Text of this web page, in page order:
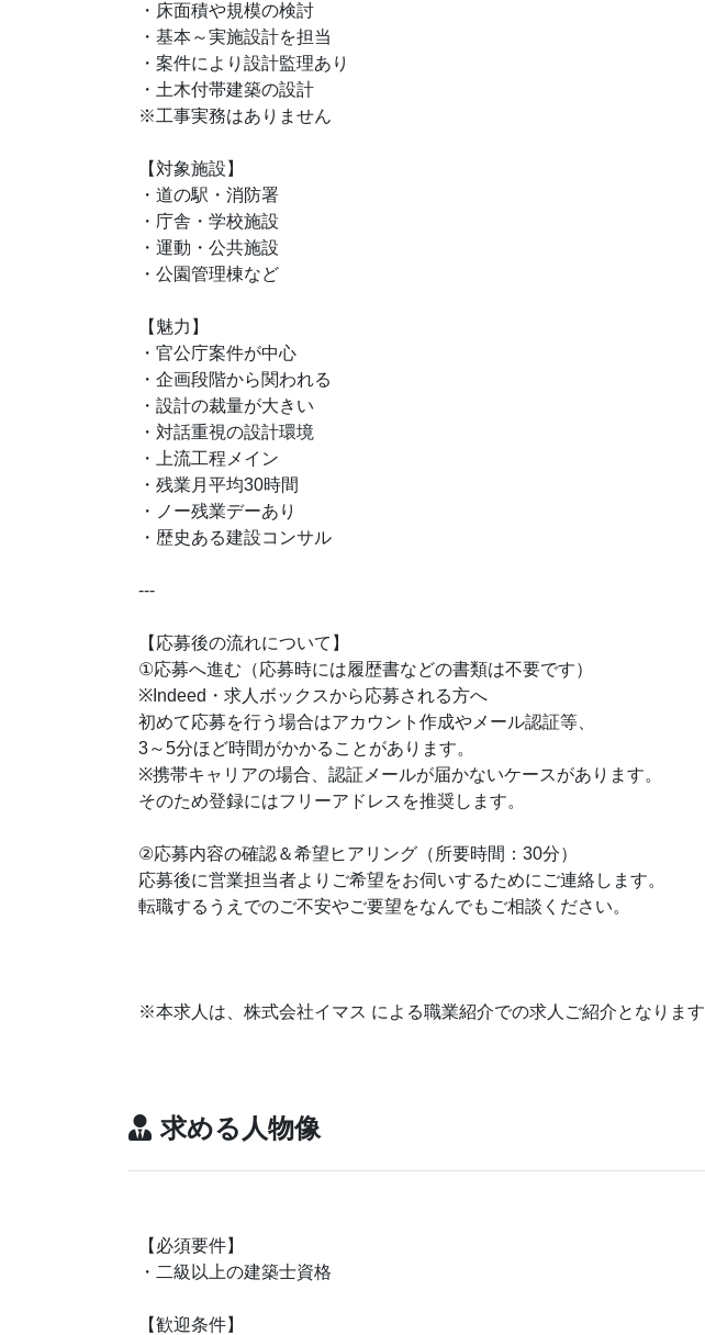
・床面積や規模の検討
・基本～実施設計を担当
・案件により設計監理あり
・土木付帯建築の設計
※工事実務はありません
【対象施設】
・道の駅・消防署
・庁舎・学校施設
・運動・公共施設
・公園管理棟など
【魅力】
・官公庁案件が中心
・企画段階から関われる
・設計の裁量が大きい
・対話重視の設計環境
・上流工程メイン
・残業月平均30時間
・ノー残業デーあり
・歴史ある建設コンサル
---
【応募後の流れについて】
①応募へ進む（応募時には履歴書などの書類は不要です）
※Indeed・求人ボックスから応募される方へ
初めて応募を行う場合はアカウント作成やメール認証等、
3～5分ほど時間がかかることがあります。
※携帯キャリアの場合、認証メールが届かないケースがあります。
そのため登録にはフリーアドレスを推奨します。
②応募内容の確認＆希望ヒアリング（所要時間：30分）
応募後に営業担当者よりご希望をお伺いするためにご連絡します。
転職するうえでのご不安やご要望をなんでもご相談ください。
※本求人は、株式会社イマス による職業紹介での求人ご紹介となります
求める人物像
【必須要件】
・二級以上の建築士資格
【歓迎条件】